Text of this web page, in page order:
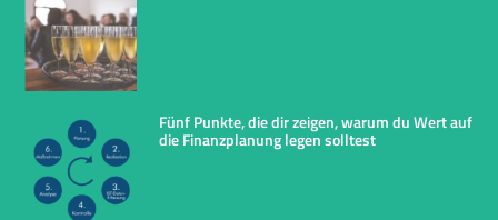
Fünf Punkte, die dir zeigen, warum du Wert auf
die Finanzplanung legen solltest